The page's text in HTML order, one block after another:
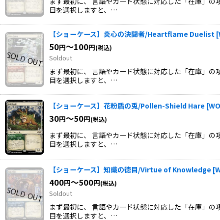
目を選択しますと、…
【ショーケース】炎心の決闘者/Heartflame Duelist [
50円～100円(税込)
Soldout
まず最初に、 言語やカード状態に対応した「在庫」
目を選択しますと、…
【ショーケース】花粉盾の兎/Pollen-Shield Hare [
30円～50円(税込)
まず最初に、 言語やカード状態に対応した「在庫」
目を選択しますと、…
【ショーケース】知識の徳目/Virtue of Knowledge [
400円～500円(税込)
Soldout
まず最初に、 言語やカード状態に対応した「在庫」
目を選択しますと、…